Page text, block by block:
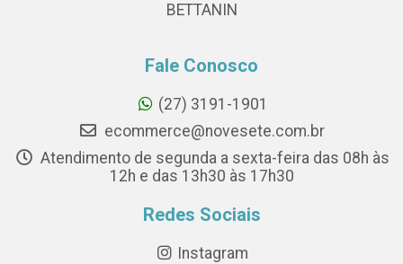
BETTANIN
Fale Conosco
(27) 3191-1901
ecommerce@novesete.com.br
Atendimento de segunda a sexta-feira das 08h às
12h e das 13h30 às 17h30
Redes Sociais
Instagram